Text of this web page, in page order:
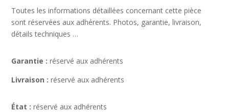
Toutes les informations détaillées concernant cette pièce
sont réservées aux adhérents. Photos, garantie, livraison,
détails techniques …
Garantie : réservé aux adhérents
Livraison : réservé aux adhérents
État : réservé aux adhérents